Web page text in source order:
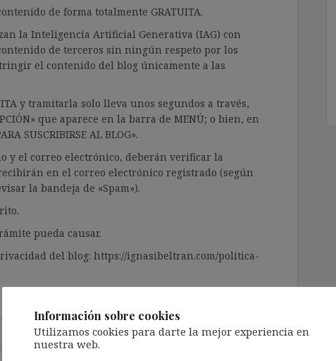
de forma totalmente GRATUITA.
la Inteligencia Artificial Generativa (IAG) con
de terceros sin ningún respeto por los
el contenido del blog únicamente a las
y tramitarla solo lleva unos segundos a través,
que aparece en la barra de MENÚ; o bien, en
SUSCRIBIRSE AL BLOG».
y el correo electrónico, deberán verificar la
en el correo electrónico registrado (según
la bandeja de «Spam»).
pueda causar.
del blog: https://ignasibeltran.com/politica-
Información sobre cookies
Utilizamos cookies para darte la mejor experiencia en
nuestra web.